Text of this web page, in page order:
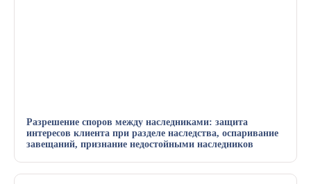
Разрешение споров между наследниками: защита
интересов клиента при разделе наследства, оспаривание
завещаний, признание недостойными наследников